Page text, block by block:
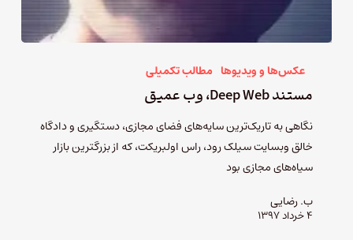
عکس‌ها و ویدیوها مطالب تکمیلی
مستند Deep Web، وب عمیق
نگاهی به تاریک‌ترین سایه‌های فضای مجازی، دستگیری و دادگاه
خالق وبسایت سیلک رود، راس اولبریکت، که از بزرگترین بازار
سیاه‌های مجازی بود
ب. رضایی
۴ خرداد ۱۳۹۷